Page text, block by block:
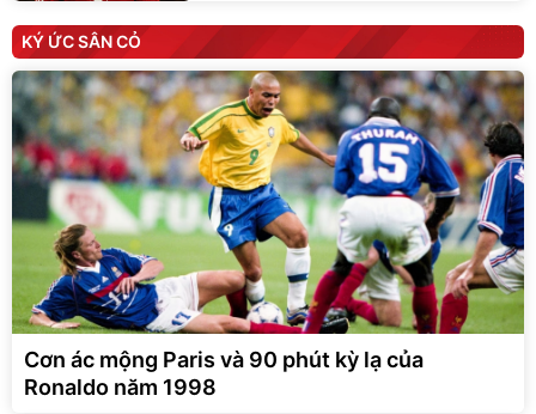
KÝ ỨC SÂN CỎ
Cơn ác mộng Paris và 90 phút kỳ lạ của
Ronaldo năm 1998